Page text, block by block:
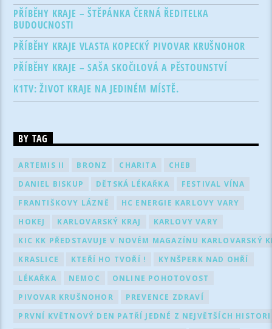
PŘÍBĚHY KRAJE – ŠTĚPÁNKA ČERNÁ ŘEDITELKA
BUDOUCNOSTI
PŘÍBĚHY KRAJE VLASTA KOPECKÝ PIVOVAR KRUŠNOHOR
PŘÍBĚHY KRAJE – SAŠA SKOČILOVÁ A PĚSTOUNSTVÍ
K1TV: ŽIVOT KRAJE NA JEDINÉM MÍSTĚ.
BY TAG
ARTEMIS II BRONZ CHARITA
CHEB
DANIEL BISKUP
DĚTSKÁ LÉKAŘKA
FESTIVAL VÍNA
FRANTIŠKOVY LÁZNĚ
HC ENERGIE KARLOVY VARY
HOKEJ
KARLOVARSKÝ KRAJ
KARLOVY VARY
KIC KK PŘEDSTAVUJE V NOVÉM MAGAZÍNU KARLOVARSKÝ
KRASLICE
KTEŘÍ HO TVOŘÍ !
KYNŠPERK NAD OHŘÍ
LÉKAŘKA
NEMOC
ONLINE POHOTOVOST
PIVOVAR KRUŠNOHOR
PREVENCE ZDRAVÍ
PRVNÍ KVĚTNOVÝ DEN PATŘÍ JEDNÉ Z NEJVĚTŠÍCH